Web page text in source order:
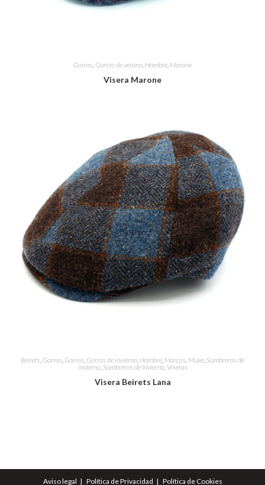
Gorras Gorras de verano Hombre Marone
Visera Marone
Beirets Gorras Gorras Gorras de invierno Hombre Marcas Mujer, Sombreros de
invierno, Sombreros de Invierno, Viseras
Visera Beirets Lana
Aviso legal Política de Privacidad Política de Cookies